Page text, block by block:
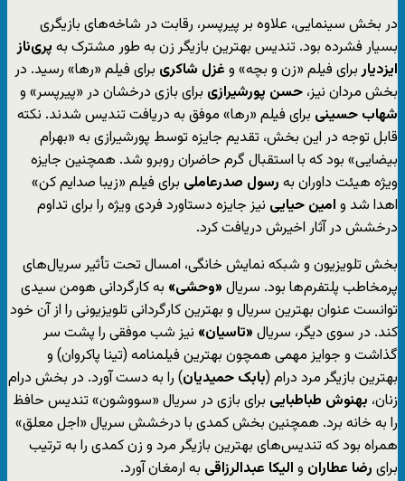
در بخش سینمایی، علاوه بر پیرپسر، رقابت در شاخه‌های بازیگری
بسیار فشرده بود. تندیس بهترین بازیگر زن به طور مشترک به پری‌ناز
ایزدیاربرای فیلم «زن و بچه» و غزل شاکری برای فیلم «رها» رسید. در
بخش مردان نیز، حسن پورشیرازی برای بازی درخشان در «پیرپسر» و
شهاب حسینی برای فیلم «رها» موفق به دریافت تندیس شدند. نکته
قابل توجه در این بخش، تقدیم جایزه توسط پورشیرازی به «بهرام
بیضایی» بود که با استقبال گرم حاضران روبرو شد. همچنین جایزه
ویژه هیئت داوران به رسول صدرعاملی برای فیلم «زیبا صدایم کن»
اهدا شد و امین حیایی نیز جایزه دستاورد فردی ویژه را برای تداوم
درخشش در آثار اخیرش دریافت کرد.
بخش تلویزیون و شبکه نمایش خانگی، امسال تحت تأثیر سریال‌های
پرمخاطب پلتفرم‌ها بود. سریال «وحشی» به کارگردانی هومن سیدی
توانست عنوان بهترین سریال و بهترین کارگردانی تلویزیونی را از آن خود
کند. در سوی دیگر، سریال «تاسیان» نیز شب موفقی را پشت سر
گذاشت و جوایز مهمی همچون بهترین فیلمنامه (تینا پاکروان) و
بهترین بازیگر مرد درام (بابک حمیدیان) را به دست آورد. در بخش درام
زنان، بهنوش طباطبایی برای بازی در سریال «سووشون» تندیس حافظ
را به خانه برد. همچنین بخش کمدی با درخشش سریال «اجل معلق»
همراه بود که تندیس‌های بهترین بازیگر مرد و زن کمدی را به ترتیب
برای رضا عطاران و الیکا عبدالرزاقی به ارمغان آورد.